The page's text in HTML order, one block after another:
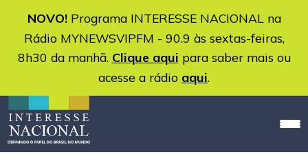
NOVO!Programa INTERESSE NACIONAL na
Rádio MYNEWSVIPFM - 90.9 às sextas-feiras,
8h30 da manhã. Clique aqui para saber mais ou
acesse a rádio aqui.